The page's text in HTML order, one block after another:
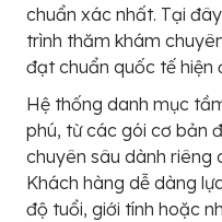
chuẩn xác nhất. Tại
trình thăm khám
đạt chuẩn quốc tế hiện
Hệ thống danh mục
phú, từ các gói cơ bản
chuyên sâu dành riêng
Khách hàng dễ dàng
độ tuổi, giới tính hoặc